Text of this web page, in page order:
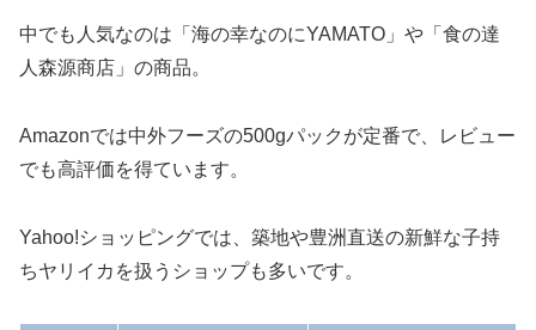
中でも人気なのは「海の幸なのにYAMATO」や「食の達
人森源商店」の商品。
Amazonでは中外フーズの500gパックが定番で、レビュー
でも高評価を得ています。
Yahoo!ショッピングでは、築地や豊洲直送の新鮮な子持
ちヤリイカを扱うショップも多いです。